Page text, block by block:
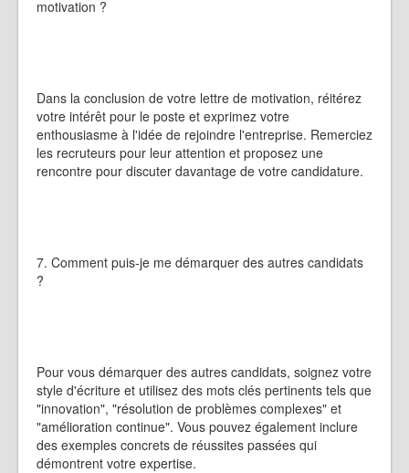
motivation ?
Dans la conclusion de votre lettre de motivation, réitérez
votre intérêt pour le poste et exprimez votre
enthousiasme à l'idée de rejoindre l'entreprise. Remerciez
les recruteurs pour leur attention et proposez une
rencontre pour discuter davantage de votre candidature.
7. Comment puis-je me démarquer des autres candidats
?
Pour vous démarquer des autres candidats, soignez votre
style d'écriture et utilisez des mots clés pertinents tels que
"innovation", "résolution de problèmes complexes" et
"amélioration continue". Vous pouvez également inclure
des exemples concrets de réussites passées qui
démontrent votre expertise.